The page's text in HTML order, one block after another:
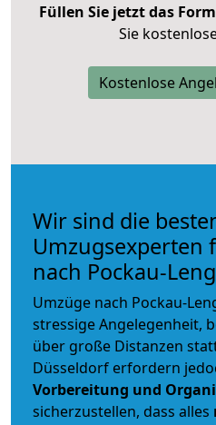
Füllen Sie jetzt das
Sie
Kostenlose
Wir sind die
Umzugsexperten
nach Pockau-
Umzüge nach Pockau-
stressige Angelegenheit,
über große Distanzen
Düsseldorf erfordern
Vorbereitung und
sicherzustellen, dass alles